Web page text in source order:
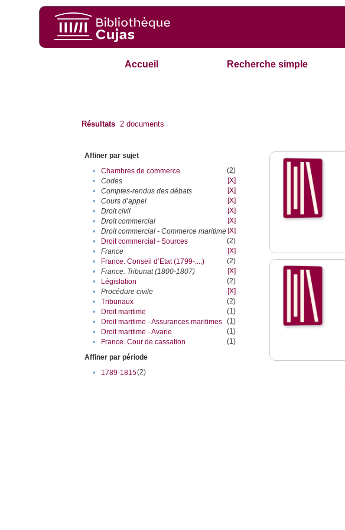
Accueil Recherche simple
Résultats 2 documents
Affiner par sujet
•
Chambres de commerce
(2)
•
Codes
[X]
•
Comptes-rendus des débats
[X]
•
Cours d’appel
[X]
•
Droit civil
[X]
•
Droit commercial
[X]
•
Droit commercial - Commerce maritime [X]
•
Droit commercial - Sources
(2)
•
France
[X]
•
France. Conseil d’Etat (1799-....)
(2)
•
France. Tribunat (1800-1807)
[X]
•
Législation
(2)
•
Procédure civile
[X]
•
Tribunaux
(2)
•
Droit maritime
(1)
•
Droit maritime - Assurances maritimes (1)
•
Droit maritime - Avarie
(1)
•
France. Cour de cassation
(1)
Affiner par période
•
1789-1815(2)